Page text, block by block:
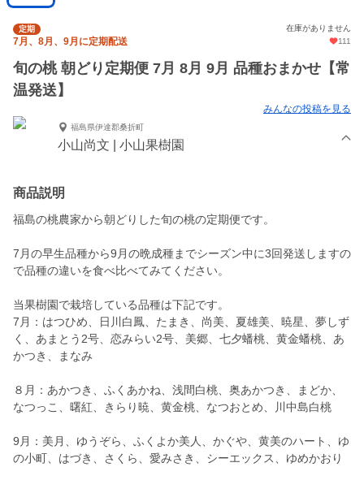
定期 在庫がありません
7月、8月、9月に定期配送 111
旬の桃 朝どり定期便 7月 8月 9月 品種おまかせ【常
温発送】
みんなの投稿を見る
福島県伊達郡桑折町
小山尚文 | 小山果樹園
商品説明
福島の桃農家から朝どりした旬の桃の定期便です。
7月の早生品種から9月の晩成種までシーズン中に3回発送しますの
で品種の違いを食べ比べてみてください。
当果樹園で栽培している品種は下記です。
7月：はつひめ、日川白鳳、たまき、尚美、夏雄美、暁星、夢しず
く、あまとう2号、恋みらい2号、美郷、七夕蟠桃、黄金蟠桃、あ
かつき、まなみ
８月：あかつき、ふくあかね、浅間白桃、奥あかつき、まどか、
なつっこ、曙紅、きらり暁、黄金桃、なつおとめ、川中島白桃
9月：美月、ゆうぞら、ふくよか美人、かぐや、黄美のハート、ゆ
の小町、はづき、さくら、愛みさき、シーエックス、ゆめかおり